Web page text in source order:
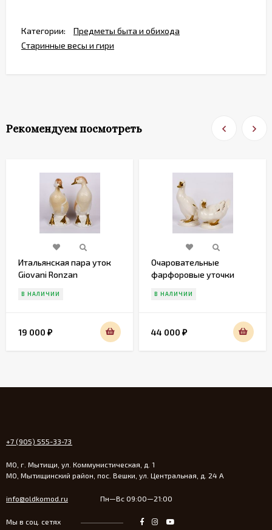
Категории:
Предметы быта и обихода
Старинные весы и гири
Рекомендуем посмотреть
Итальянская пара уток
Giovani Ronzan
В НАЛИЧИИ
19 000 ₽
Очаровательные
фарфоровые уточки
В НАЛИЧИИ
44 000 ₽
+7 (905) 555-33-73
МО, г. Мытищи, ул. Коммунистическая, д. 1
МО, Мытищинский район, пос. Вешки, ул. Центральная, д. 24 А
info@oldkomod.ru Пн—Вс 09:00—21:00
Мы в соц. сетях